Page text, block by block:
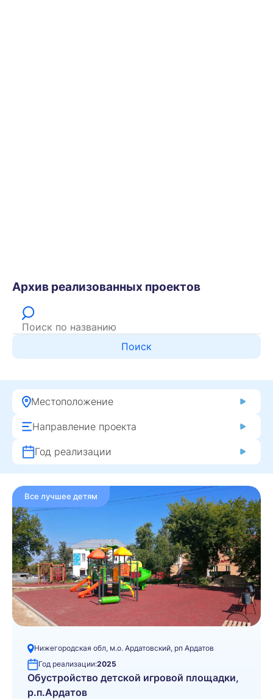
Архив реализованных проектов
Поиск
Местоположение
Направление проекта
Год реализации
Все лучшее детям
Нижегородская обл, м.о. Ардатовский, рп Ардатов
Год реализации:2025
Обустройство детской игровой площадки,
р.п.Ардатов